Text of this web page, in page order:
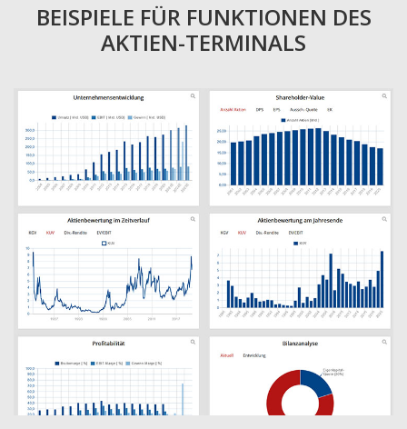
BEISPIELE FÜR FUNKTIONEN DES
AKTIEN-TERMINALS